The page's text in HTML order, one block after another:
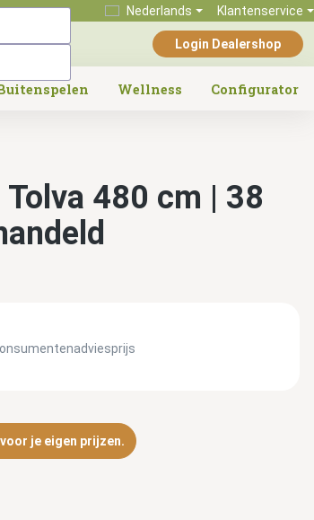
Nederlands Klantenservice
Login Dealershop
Wellness Configurator
Tolva 480 cm | 38
je eigen prijzen.